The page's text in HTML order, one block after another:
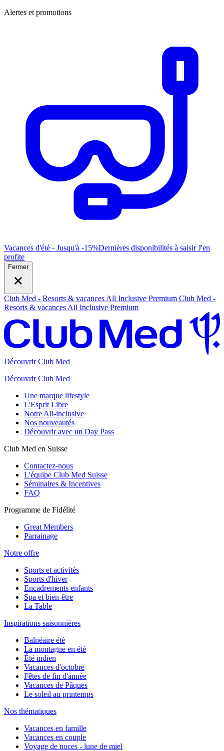
Alertes et promotions
Vacances d'été - Jusqu'à -15%Dernières disponibilités à saisirJ'en
profite
Fermer
Club Med - Resorts & vacances All Inclusive Premium Club Med -
Resorts & vacances All Inclusive Premium
Découvrir Club Med
Découvrir Club Med
Une marque lifestyle
L'Esprit Libre
Notre All-inclusive
Nos nouveautés
Découvrir avec un Day Pass
Club Med en Suisse
Contactez-nous
L'équipe Club Med Suisse
Séminaires & Incentives
FAQ
Programme de Fidélité
Great Members
Parrainage
Notre offre
Sports et activités
Sports d'hiver
Encadrements enfants
Spa et bien-être
La Table
Inspirations saisonnières
Balnéaire été
La montagne en été
Été indien
Vacances d'octobre
Fêtes de fin d'année
Vacances de Pâques
Le soleil au printemps
Nos thématiques
Vacances en famille
Vacances en couple
Voyage de noces - lune de miel